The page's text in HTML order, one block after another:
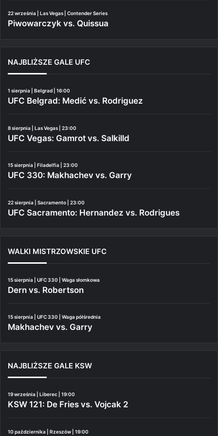
22 września | Las Vegas | Contender Series
Piwowarczyk vs. Quissua
NAJBLIŻSZE GALE UFC
1 sierpnia | Belgrad | 16:00
UFC Belgrad: Medić vs. Rodriguez
8 sierpnia | Las Vegas | 23:00
UFC Vegas: Gamrot vs. Salkilld
15 sierpnia | Filadelfia | 23:00
UFC 330: Makhachev vs. Garry
22 sierpnia | Sacramento | 23:00
UFC Sacramento: Hernandez vs. Rodrigues
WALKI MISTRZOWSKIE UFC
15 sierpnia | UFC 330 | Waga słomkowa
Dern vs. Robertson
15 sierpnia | UFC 330 | Waga półśrednia
Makhachev vs. Garry
NAJBLIŻSZE GALE KSW
19 września | Liberec | 19:00
KSW 121: De Fries vs. Vojcak 2
10 października | Rzeszów | 19:00